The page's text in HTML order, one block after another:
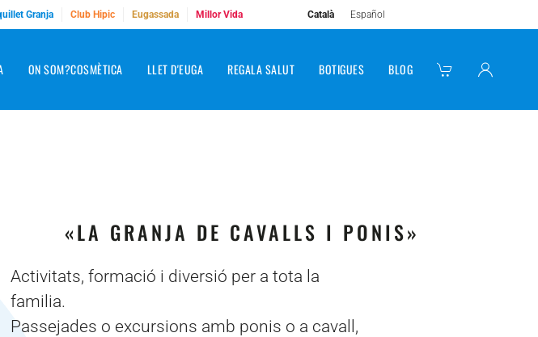
Granja Club Hipic Eugassada Millor Vida Català Español
ON SOM?COSMÈTICA LLET D'EUGA REGALA SALUT BOTIGUES BLOG
«LA GRANJA DE CAVALLS I PONIS»
Activitats, formació i diversió per a tota la
familia.
Passejades o excursions amb ponis o a cavall,